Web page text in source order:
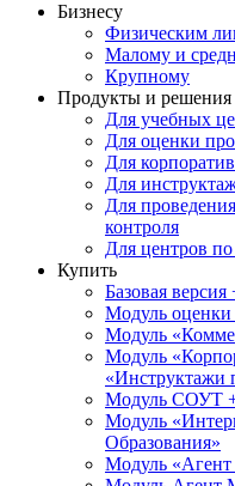
Бизнесу
Физическим
Малому и
Крупному
Продукты и решения
Для учебных
Для оценки
Для
Для
Для
контроля
Для центров по
Купить
Базовая версия
Модуль оценки
Модуль
Модуль
«Инструктажи
Модуль СОУТ +
Модуль
Образования»
Модуль «Агент